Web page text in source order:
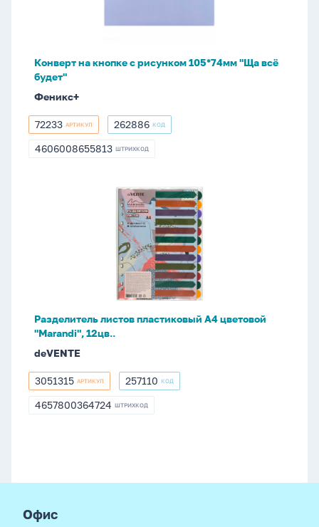
будет"
Конверт на кнопке с рисунком 105*74мм "Ща всё
будет"
Феникс+
72233
72233 АРТИКУЛ 262886
262886 КОД
4606008655813
4606008655813 ШТРИХКОД
Разделитель листов пластиковый A4 цветовой
"Marandi", 12цв..
deVENTE
3051315
3051315 АРТИКУЛ 257110
257110 КОД
4657800364724
4657800364724 ШТРИХКОД
Офис